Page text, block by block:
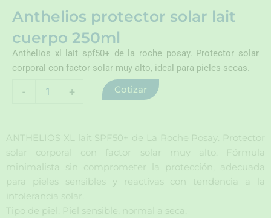
Anthelios protector solar lait
cuerpo 250ml
Anthelios xl lait spf50+ de la roche posay. Protector solar
corporal con factor solar muy alto, ideal para pieles secas.
-
cuerpo
cantidad
+ Cotizar
ANTHELIOS XL lait SPF50+ de La Roche Posay. Protector
solar corporal con factor solar muy alto. Fórmula
minimalista sin comprometer la protección, adecuada
para pieles sensibles y reactivas con tendencia a la
intolerancia solar.
Tipo de piel: Piel sensible, normal a seca.